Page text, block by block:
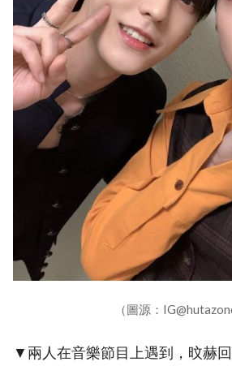
（圖源：
▼兩人在音樂節目上遇到，旼赫